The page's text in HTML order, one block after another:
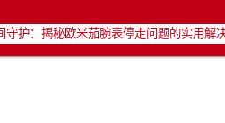
宁省抚顺市新抚区东一路欧米茄